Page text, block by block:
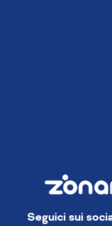
Seguici sui